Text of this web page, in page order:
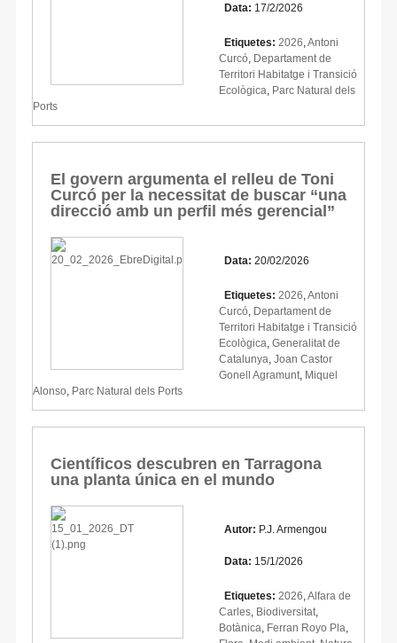
Data: 17/2/2026
Etiquetes: 2026 Antoni
Curcó Departament de
Territori Habitatge i Transició
Ecològica Parc Natural dels
Ports
El govern argumenta el relleu de Toni
Curcó per la necessitat de buscar “una
direcció amb un perfil més gerencial”
Data: 20/02/2026
Etiquetes: 2026 Antoni
Curcó Departament de
Territori Habitatge i Transició
Ecològica Generalitat de
Catalunya Joan Castor
Gonell Agramunt Miquel
Alonso Parc Natural dels Ports
Científicos descubren en Tarragona
una planta única en el mundo
Autor: P.J. Armengou
Data: 15/1/2026
Etiquetes: 2026 Alfara de
Carles Biodiversitat
Botànica Ferran Royo Pla